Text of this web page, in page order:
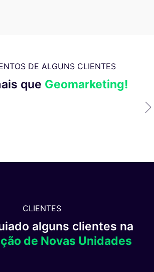
DE ALGUNS CLIENTES
que Geomarketing!
CLIENTES
alguns clientes na
de Novas Unidades